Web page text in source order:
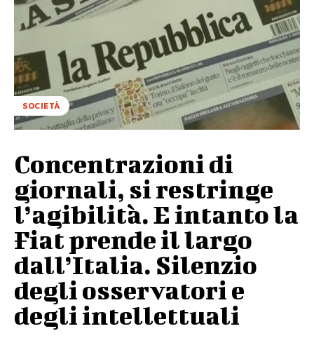
SOCIETÀ
Concentrazioni di
giornali, si restringe
l’agibilità. E intanto la
Fiat prende il largo
dall’Italia. Silenzio
degli osservatori e
degli intellettuali